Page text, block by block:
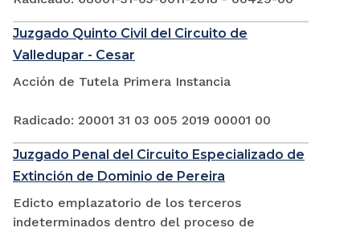
Juzgado Quinto Civil del Circuito de
Valledupar - Cesar
Acción de Tutela Primera Instancia
Radicado: 20001 31 03 005 2019 00001 00
Juzgado Penal del Circuito Especializado de
Extinción de Dominio de Pereira
Edicto emplazatorio de los terceros
indeterminados dentro del proceso de